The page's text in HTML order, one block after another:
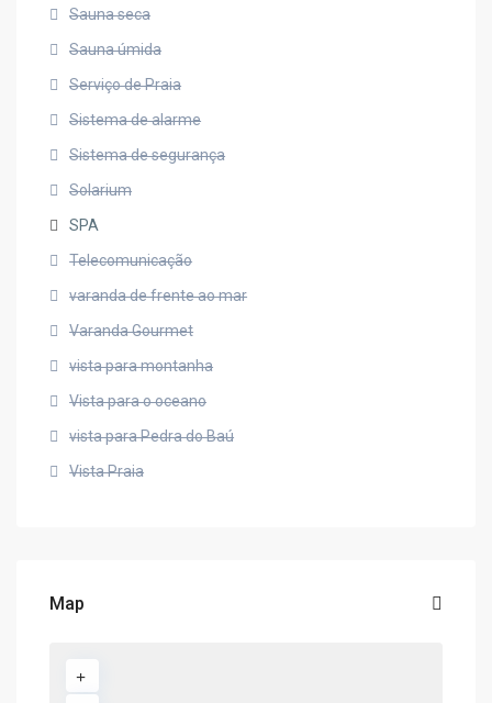
Sauna seca
Sauna úmida
Serviço de Praia
Sistema de alarme
Sistema de segurança
Solarium
SPA
Telecomunicação
varanda de frente ao mar
Varanda Gourmet
vista para montanha
Vista para o oceano
vista para Pedra do Baú
Vista Praia
Map